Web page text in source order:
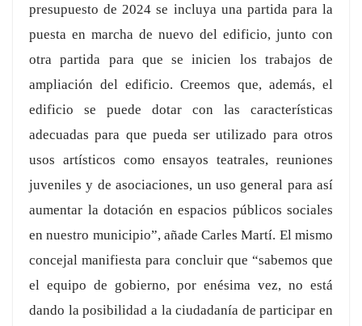
presupuesto de 2024 se incluya una partida para la
puesta en marcha de nuevo del edificio, junto con
otra partida para que se inicien los trabajos de
ampliación del edificio. Creemos que, además, el
edificio se puede dotar con las características
adecuadas para que pueda ser utilizado para otros
usos artísticos como ensayos teatrales, reuniones
juveniles y de asociaciones, un uso general para así
aumentar la dotación en espacios públicos sociales
en nuestro municipio”, añade Carles Martí. El mismo
concejal manifiesta para concluir que “sabemos que
el equipo de gobierno, por enésima vez, no está
dando la posibilidad a la ciudadanía de participar en